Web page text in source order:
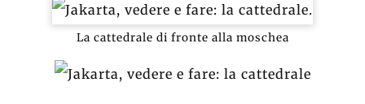
La cattedrale di fronte alla moschea